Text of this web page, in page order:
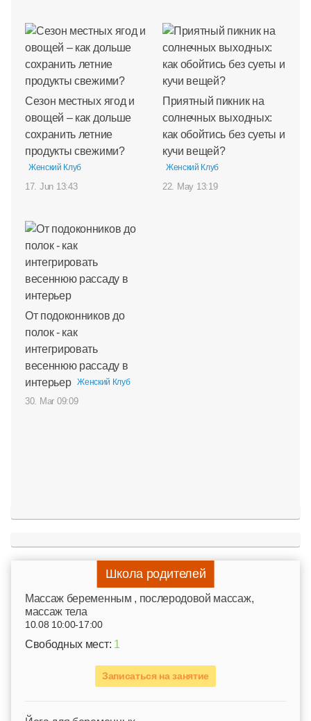
Сезон местных ягод и
овощей – как дольше
сохранить летние
продукты свежими?
Женский Клуб
17. Jun 13:43
Приятный пикник на
солнечных выходных:
как обойтись без суеты и
кучи вещей?
Женский Клуб
22. May 13:19
От подоконников до
полок - как
интегрировать
весеннюю рассаду в
интерьер
Женский Клуб
30. Mar 09:09
Школа родителей
Mассаж беременным , послеродовой массаж,
массаж тела
10.08 10:00-17:00
Свободных мест: 1
Записаться на занятие